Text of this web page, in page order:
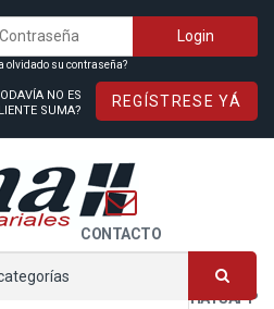
olvidado su contraseña?
NO ES
SUMA?
REGÍSTRESE YÁ
WHATSAPP
CONTACTO